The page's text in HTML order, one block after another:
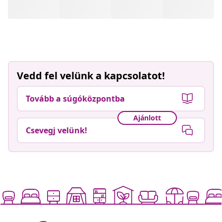
Vedd fel velünk a kapcsolatot!
Tovább a súgóközpontba
Ajánlott
Csevegj velünk!